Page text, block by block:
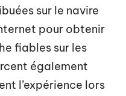
sur le navire
pour obtenir
fiables sur les
également
l’expérience lors